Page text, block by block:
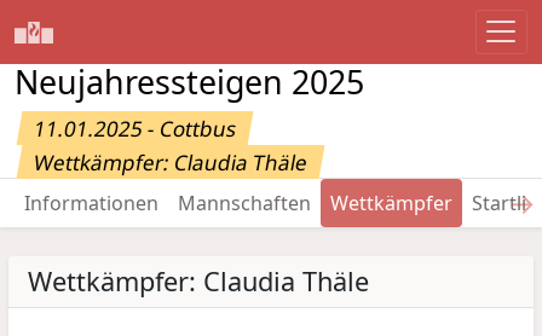
Neujahressteigen 2025
11.01.2025 - Cottbus
Wettkämpfer: Claudia Thäle
Informationen Mannschaften Wettkämpfer →
Wettkämpfer: Claudia Thäle